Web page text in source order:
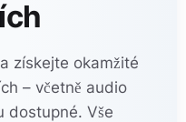
získejte okamžité
– včetně audio
dostupné. Vše